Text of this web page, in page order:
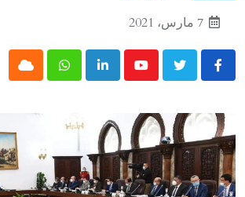
7 مارس، 2021
Youtube
LinkedIn
Whatsapp
Cloud